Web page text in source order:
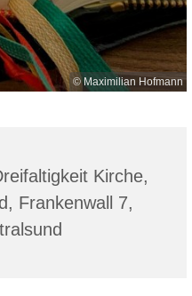
© Maximilian Hofmann
Kirche,
Frankenwall 7,